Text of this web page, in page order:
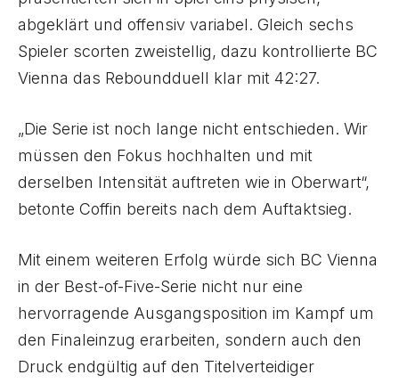
abgeklärt und offensiv variabel. Gleich sechs
Spieler scorten zweistellig, dazu kontrollierte BC
Vienna das Reboundduell klar mit 42:27.
„Die Serie ist noch lange nicht entschieden. Wir
müssen den Fokus hochhalten und mit
derselben Intensität auftreten wie in Oberwart“,
betonte Coffin bereits nach dem Auftaktsieg.
Mit einem weiteren Erfolg würde sich BC Vienna
in der Best-of-Five-Serie nicht nur eine
hervorragende Ausgangsposition im Kampf um
den Finaleinzug erarbeiten, sondern auch den
Druck endgültig auf den Titelverteidiger